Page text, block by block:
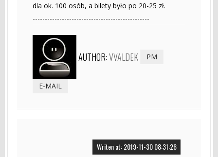
dla ok. 100 osób, a bilety było po 20-25 zł.
------------------------------------------------
AUTHOR:VVALDEK PM
E-MAIL
Writen at: 2019-11-30 08:31:26